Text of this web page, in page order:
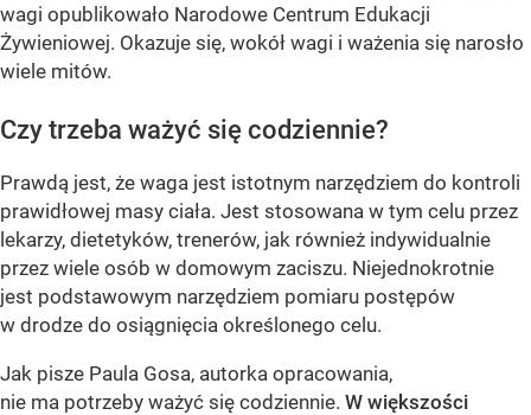
wagi opublikowało Narodowe Centrum Edukacji
Żywieniowej. Okazuje się, wokół wagi i ważenia się narosło
wiele mitów.
Czy trzeba ważyć się codziennie?
Prawdą jest, że waga jest istotnym narzędziem do kontroli
prawidłowej masy ciała. Jest stosowana w tym celu przez
lekarzy, dietetyków, trenerów, jak również indywidualnie
przez wiele osób w domowym zaciszu. Niejednokrotnie
jest podstawowym narzędziem pomiaru postępów
w drodze do osiągnięcia określonego celu.
Jak pisze Paula Gosa, autorka opracowania,
nie ma potrzeby ważyć się codziennie. W większości